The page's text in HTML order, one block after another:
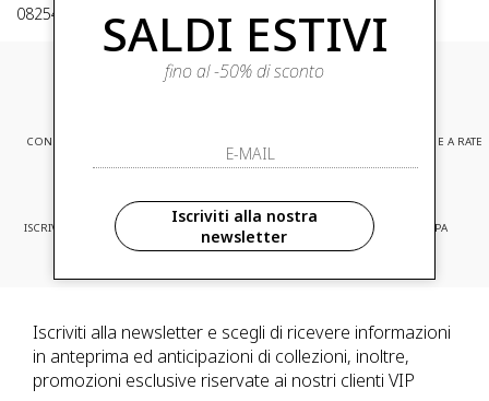
0825449414
CONSEGNA EXPRESS PAGAMENTI SICURI E A RATE
ISCRIVITI ED ACCEDI A PROMOZIONI
RISERVATE
CONSEGNA IN TUTTA EUROPA
Iscriviti alla newsletter e scegli di ricevere informazioni
in anteprima ed anticipazioni di collezioni, inoltre,
promozioni esclusive riservate ai nostri clienti VIP
SALDI ESTIVI
fino al -50% di sconto
Iscriviti alla nostra
newsletter